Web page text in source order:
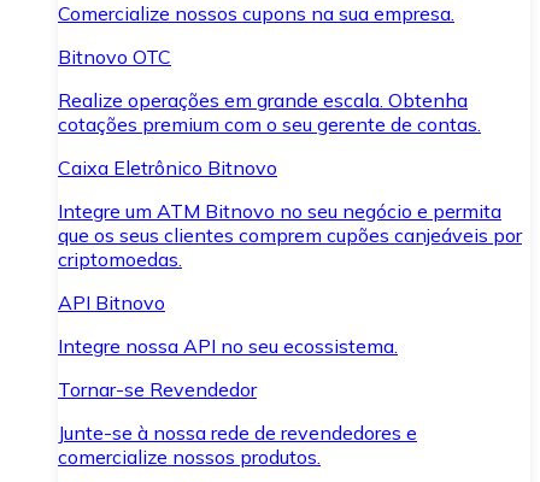
Comercialize nossos cupons na sua empresa.
Bitnovo OTC
Realize operações em grande escala. Obtenha
cotações premium com o seu gerente de contas.
Caixa Eletrônico Bitnovo
Integre um ATM Bitnovo no seu negócio e permita
que os seus clientes comprem cupões canjeáveis por
criptomoedas.
API Bitnovo
Integre nossa API no seu ecossistema.
Tornar-se Revendedor
Junte-se à nossa rede de revendedores e
comercialize nossos produtos.